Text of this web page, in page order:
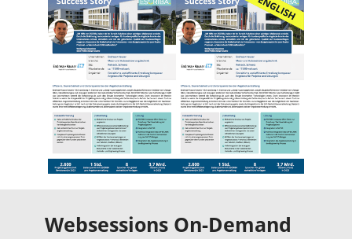
Websessions On-Demand